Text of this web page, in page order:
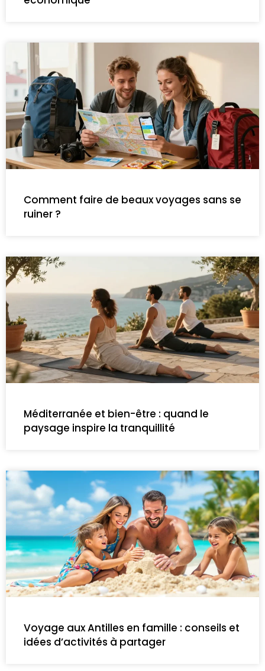
Comment faire de beaux voyages sans se
ruiner ?
Méditerranée et bien-être : quand le
paysage inspire la tranquillité
Voyage aux Antilles en famille : conseils et
idées d’activités à partager